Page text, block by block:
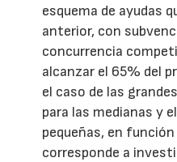
esquema de ayudas
anterior, con
concurrencia
alcanzar el 65% del
el caso de las
para las medianas y
pequeñas, en
corresponde a